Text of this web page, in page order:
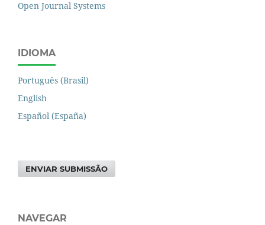
Open Journal Systems
IDIOMA
Português (Brasil)
English
Español (España)
ENVIAR SUBMISSÃO
NAVEGAR